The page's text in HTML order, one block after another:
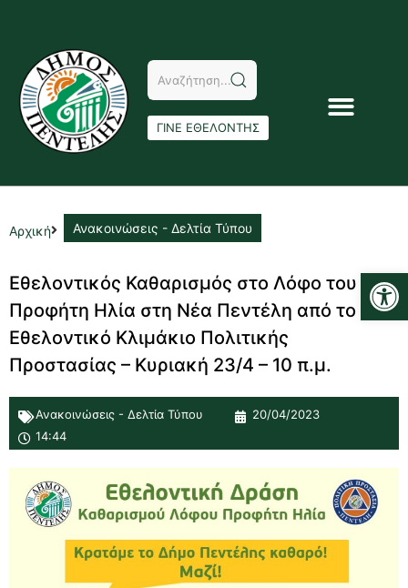
ΓΙΝΕ ΕΘΕΛΟΝΤΗΣ
Αρχική Ανακοινώσεις - Δελτία Τύπου
Εθελοντικός Καθαρισμός στο Λόφο του
Προφήτη Ηλία στη Νέα Πεντέλη από το
Εθελοντικό Κλιμάκιο Πολιτικής
Προστασίας – Κυριακή 23/4 – 10 π.μ.
Ανακοινώσεις - Δελτία Τύπου
20/04/2023
14:44